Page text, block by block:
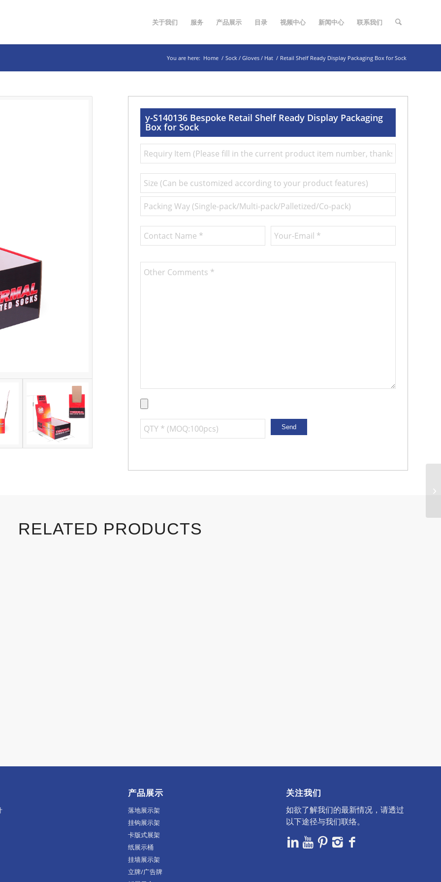
关于我们 服务 产品展示 目录 视频中心 新闻中心 联系我们
You are here: Home / Sock / Gloves / Hat / Retail Shelf Ready Display Packaging Box for Sock
y-S140136 Bespoke Retail Shelf Ready Display Packaging
Box for Sock
RELATED PRODUCTS
产品展示
落地展示架
挂钩展示架
卡版式展架
纸展示桶
挂墙展示架
立牌/广告牌
关注我们
如欲了解我们的最新情况，请透过
以下途径与我们联络。